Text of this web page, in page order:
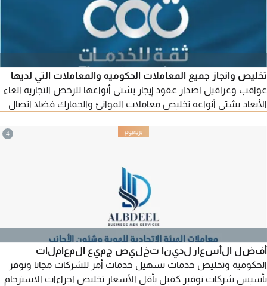
تخليص وانجاز جميع المعاملات الحكوميه والمعاملات التي لديها
عواقب وعراقيل اصدار عقود إيجار بشتى أنواعها للرخص التجاريه الغاء
الأبعاد بشتى أنواعه تخليص معاملات الموانئ والجمارك فضلا اتصال
4
أفضل الأسعار لدينا تخليص جميع المعاملات
الحكومية وتخليص خدمات تسهيل خدمات أمر للشركات مجانا وتوفر
تأسيس شركات توفير كفيل بأقل الأسعار تخليص اجراءات الاسترحام